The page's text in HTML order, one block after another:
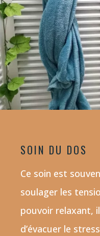
SOIN DU DOS
Ce soin est
soulager les
pouvoir relaxant,
d’évacuer le